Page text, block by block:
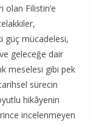
olan Filistin’e
güç mücadelesi,
geleceğe dair
meselesi gibi pek
sürecin
hikâyenin
incelenmeyen